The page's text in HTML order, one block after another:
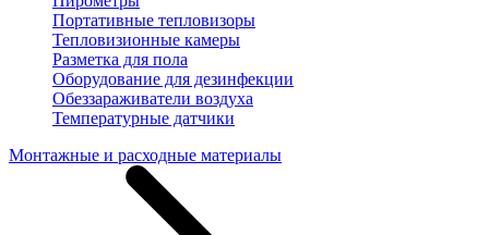
Портативные тепловизоры
Тепловизионные камеры
Разметка для пола
Оборудование для дезинфекции
Обеззараживатели воздуха
Температурные датчики
Монтажные и расходные материалы